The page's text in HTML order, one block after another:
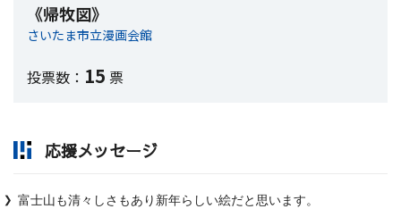
《帰牧図》
さいたま市立漫画会館
投票数： 15 票
応援メッセージ
富士山も清々しさもあり新年らしい絵だと思います。